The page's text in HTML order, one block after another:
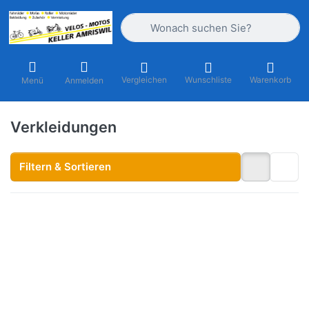
Geben Sie einen Suchbegriff ein.
Menü Anmelden Vergleichen Wunschliste Warenkorb
Verkleidungen
Filtern & Sortieren